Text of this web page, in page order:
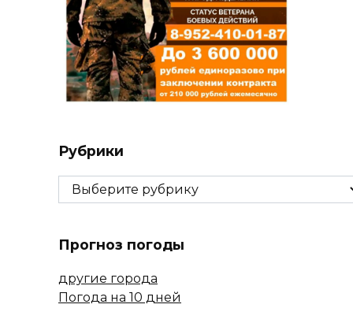
Рубрики
Рубрики
Прогноз погоды
другие города
Погода на 10 дней